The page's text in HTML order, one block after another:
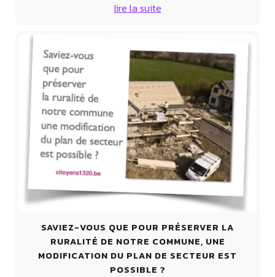
lire la suite
SAVIEZ-VOUS QUE POUR PRÉSERVER LA
RURALITÉ DE NOTRE COMMUNE, UNE
MODIFICATION DU PLAN DE SECTEUR EST
POSSIBLE ?